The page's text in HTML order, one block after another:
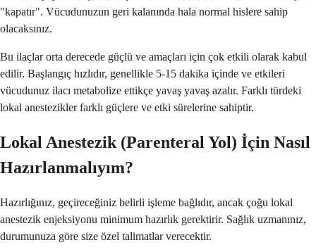
"kapatır". Vücudunuzun geri kalanında hala normal hislere sahip
olacaksınız.
Bu ilaçlar orta derecede güçlü ve amaçları için çok etkili olarak kabul
edilir. Başlangıç hızlıdır, genellikle 5-15 dakika içinde ve etkileri
vücudunuz ilacı metabolize ettikçe yavaş yavaş azalır. Farklı türdeki
lokal anestezikler farklı güçlere ve etki sürelerine sahiptir.
Lokal Anestezik (Parenteral Yol) İçin Nasıl
Hazırlanmalıyım?
Hazırlığınız, geçireceğiniz belirli işleme bağlıdır, ancak çoğu lokal
anestezik enjeksiyonu minimum hazırlık gerektirir. Sağlık uzmanınız,
durumunuza göre size özel talimatlar verecektir.